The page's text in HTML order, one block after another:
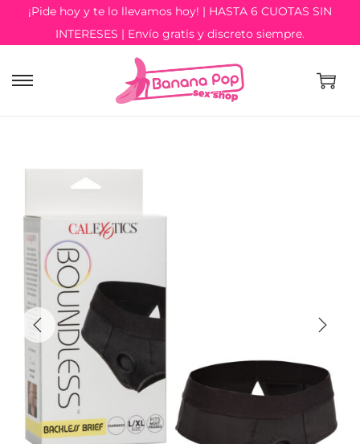
¡Pide hoy y te lo llevamos hoy! | HASTA 6 CUOTAS SIN
INTERESES | Envío gratis y discreto siempre.